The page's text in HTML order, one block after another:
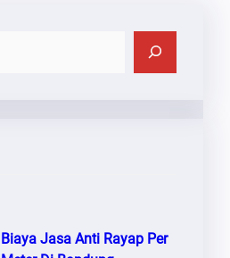
Biaya Jasa Anti Rayap Per